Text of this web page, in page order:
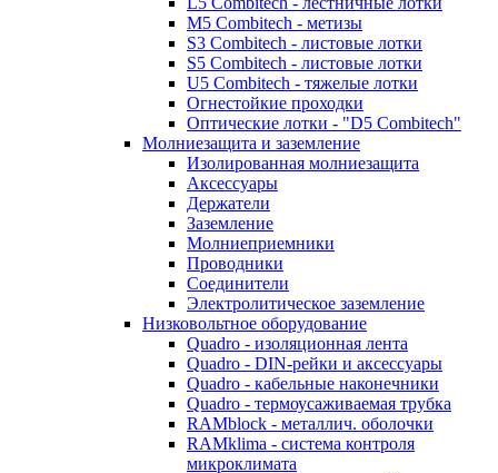
M5 Combitech - метизы
S3 Combitech - листовые лотки
S5 Combitech - листовые лотки
U5 Combitech - тяжелые лотки
Огнестойкие проходки
Оптические лотки - "D5 Combitech"
Молниезащита и заземление
Изолированная молниезащита
Аксессуары
Держатели
Заземление
Молниеприемники
Проводники
Соединители
Электролитическое заземление
Низковольтное оборудование
Quadro - изоляционная лента
Quadro - DIN-рейки и аксессуары
Quadro - кабельные наконечники
Quadro - термоусаживаемая трубка
RAMblock - металлич. оболочки
RAMklima - система контроля
микроклимата